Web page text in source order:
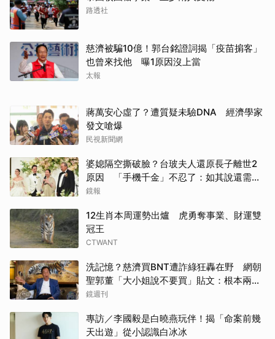
路透社
慈濟被騙10億！郭台銘證詞揭「疫苗掮客」
也曾來找他 曝1原因沒上當
太報
蔣萬安心虛了？遭質疑未驗DNA 經濟學家
發文嗆爆
民視新聞網
婆媳隔空撕破臉？台玻夫人還原長子離世2
原因 「手機千金」不忍了：如其說還需要
離開嗎？
鏡報
12生肖本周運勢出爐 虎勇奪事業、財運雙
冠王
CTWANT
洗記憶？慈濟買BNT遭詐綠狂轟在野 網朝
聖郭董「大小姐說不要買」貼文：根本兩碼
事
鏡週刊
專訪／李國毅是白曉燕玩伴！揭「命案前幾
天出遊」從小認識白冰冰